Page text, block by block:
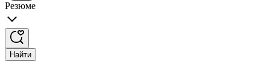
Резюме
Найти